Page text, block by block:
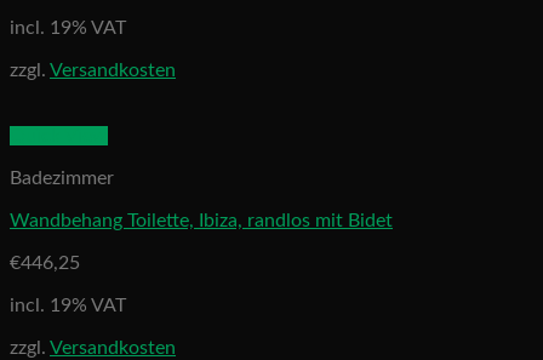
incl. 19% VAT
zzgl. Versandkosten
Badezimmer
Wandbehang Toilette, Ibiza, randlos mit Bidet
€446,25
incl. 19% VAT
zzgl. Versandkosten